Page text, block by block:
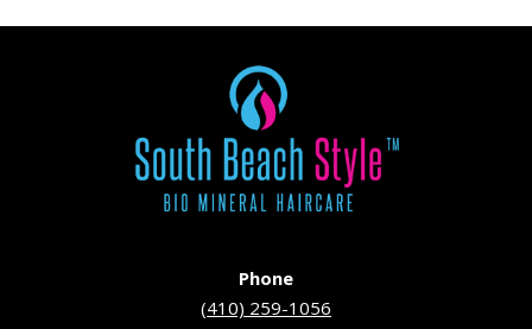
Phone
(410) 259-1056